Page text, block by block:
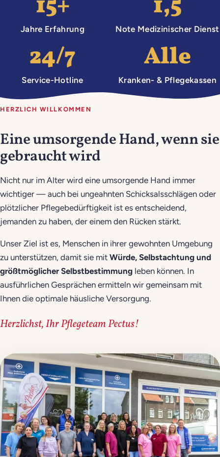
Jahre Erfahrung Note Medizinischer Dienst
24/7
Service-Hotline
Alle
Kranken- & Pflegekassen
HERZLICH WILLKOMMEN
Eine umsorgende Hand, wenn sie
gebraucht wird
Nicht nur im Alter wird eine umsorgende Hand immer
wichtiger — auch bei ungeahnten Schicksalsschlägen oder
plötzlicher Pflegebedürftigkeit ist es entscheidend,
jemanden zu haben, der einem den Rücken stärkt.
Unser Ziel ist es, Menschen in ihrer gewohnten Umgebung
zu unterstützen, damit sie mit Würde, Selbstachtung und
größtmöglicher Selbstbestimmung leben können. In
ausführlichen Gesprächen ermitteln wir gemeinsam mit
Ihnen die optimale häusliche Versorgung.
Herzlichst, Ihr Pflegeteam Pectus!